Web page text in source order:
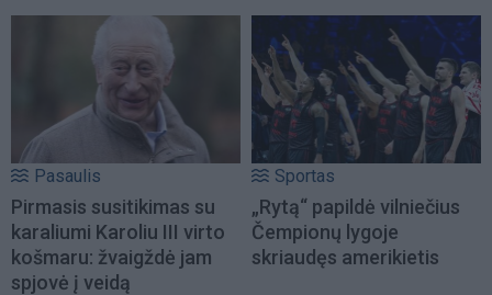
Pasaulis
Pirmasis susitikimas su
karaliumi Karoliu III virto
košmaru: žvaigždė jam
spjovė į veidą
Sportas
„Rytą“ papildė vilniečius
Čempionų lygoje
skriaudęs amerikietis